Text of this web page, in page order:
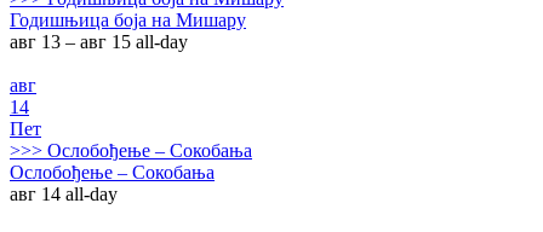
Годишњица боја на Мишару
авг 13 – авг 15 all-day
авг
14
Пет
>>> Ослобођење – Сокобања
Ослобођење – Сокобања
авг 14 all-day